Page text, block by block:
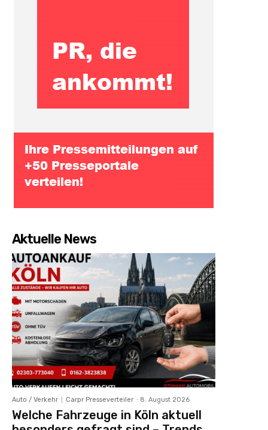
Aktuelle News
Auto / Verkehr Carpr Presseverteiler - 8. August 2026
Welche Fahrzeuge in Köln aktuell